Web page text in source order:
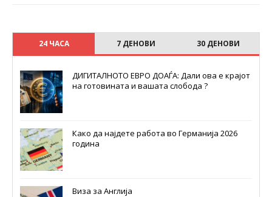
24 ЧАСА 7 ДЕНОВИ 30 ДЕНОВИ
ДИГИТАЛНОТО ЕВРО ДОАЃА: Дали ова е крајот
на готовината и вашата слобода ?
Како да најдете работа во Германија 2026
година
Виза за Англија